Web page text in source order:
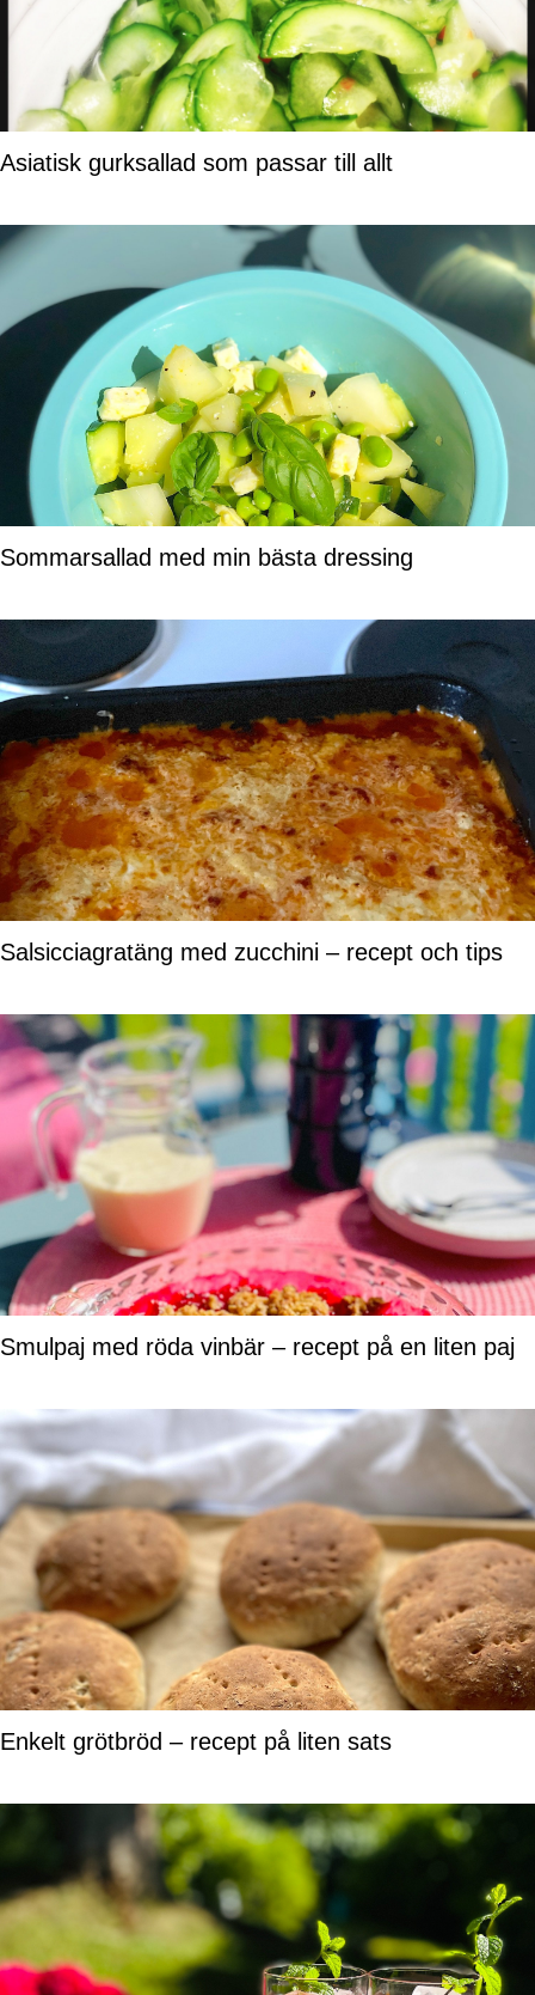
Asiatisk gurksallad som passar till allt
Sommarsallad med min bästa dressing
Salsicciagratäng med zucchini – recept och tips
Smulpaj med röda vinbär – recept på en liten paj
Enkelt grötbröd – recept på liten sats